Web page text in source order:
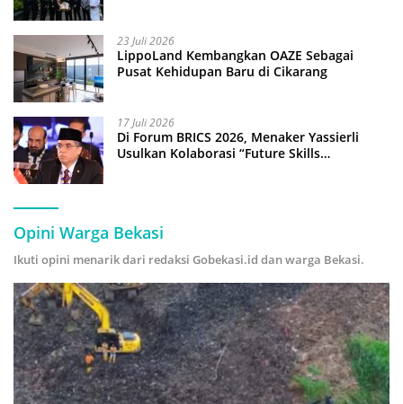
23 Juli 2026
LippoLand Kembangkan OAZE Sebagai
Pusat Kehidupan Baru di Cikarang
17 Juli 2026
Di Forum BRICS 2026, Menaker Yassierli
Usulkan Kolaborasi “Future Skills
Opini Warga Bekasi
Ikuti opini menarik dari redaksi Gobekasi.id dan warga Bekasi.